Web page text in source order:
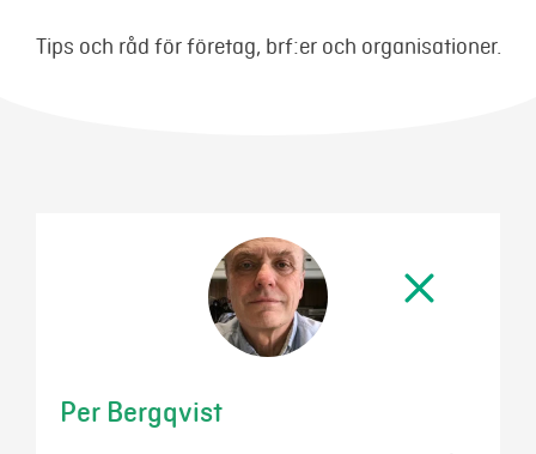
Mer
Tips och råd för företag, brf:er och organisationer.
Per Bergqvist